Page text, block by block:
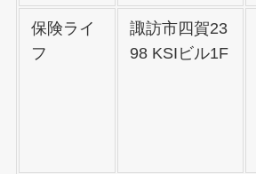
保険ライ
フ
諏訪市四賀23
98 KSIビル1F